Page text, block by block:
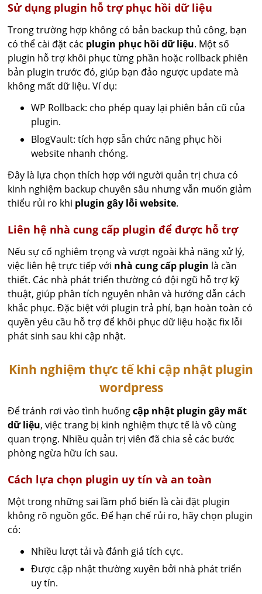
Sử dụng plugin hỗ trợ phục hồi dữ liệu
Trong trường hợp không có bản backup thủ công, bạn
có thể cài đặt các plugin phục hồi dữ liệu. Một số
plugin hỗ trợ khôi phục từng phần hoặc rollback phiên
bản plugin trước đó, giúp bạn đảo ngược update mà
không mất dữ liệu. Ví dụ:
WP Rollback: cho phép quay lại phiên bản cũ của
plugin.
BlogVault: tích hợp sẵn chức năng phục hồi
website nhanh chóng.
Đây là lựa chọn thích hợp với người quản trị chưa có
kinh nghiệm backup chuyên sâu nhưng vẫn muốn giảm
thiểu rủi ro khi plugin gây lỗi website.
Liên hệ nhà cung cấp plugin để được hỗ trợ
Nếu sự cố nghiêm trọng và vượt ngoài khả năng xử lý,
việc liên hệ trực tiếp với nhà cung cấp plugin là cần
thiết. Các nhà phát triển thường có đội ngũ hỗ trợ kỹ
thuật, giúp phân tích nguyên nhân và hướng dẫn cách
khắc phục. Đặc biệt với plugin trả phí, bạn hoàn toàn có
quyền yêu cầu hỗ trợ để khôi phục dữ liệu hoặc fix lỗi
phát sinh sau khi cập nhật.
Kinh nghiệm thực tế khi cập nhật plugin
wordpress
Để tránh rơi vào tình huốngcập nhật plugin gây mất
dữ liệu, việc trang bị kinh nghiệm thực tế là vô cùng
quan trọng. Nhiều quản trị viên đã chia sẻ các bước
phòng ngừa hữu ích sau.
Cách lựa chọn plugin uy tín và an toàn
Một trong những sai lầm phổ biến là cài đặt plugin
không rõ nguồn gốc. Để hạn chế rủi ro, hãy chọn plugin
có:
Nhiều lượt tải và đánh giá tích cực.
Được cập nhật thường xuyên bởi nhà phát triển
uy tín.